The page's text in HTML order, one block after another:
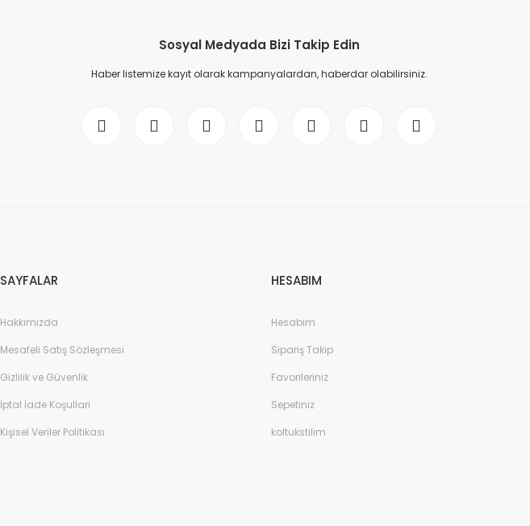
Sosyal Medyada Bizi Takip Edin
Haber listemize kayıt olarak kampanyalardan, haberdar olabilirsiniz.
SAYFALAR
Hakkımızda
Mesafeli Satış Sözleşmesi
Gizlilik ve Güvenlik
İptal İade Koşullari
Kişisel Veriler Politikası
HESABIM
Hesabım
Sipariş Takip
Favorileriniz
Sepetiniz
koltukstilim